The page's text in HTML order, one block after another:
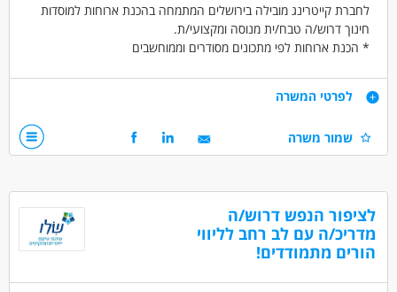
לחברת קייטרינג מובילה בירושלים המתמחה בהכנת ארוחות למוסדות
חינוך דרוש/ה טבח/ית מנוסה ומקצועי/ת.
* הכנת ארוחות לפי מתכונים מסודרים וממוחשבים
דרישות
מסעדנות ובתי קפה - טבח/ית
מאפייני משרה
מעל שנה ניסיון
עבודה מיידית
משרה חלקית
עבודה לפי שעות
המגזר החרדי
לפרטי המשרה
שמור משרה
לציפור הנפש דרוש/ה
מדריכ/ה עם לב רחב לליווי
הורים מתמודדים!